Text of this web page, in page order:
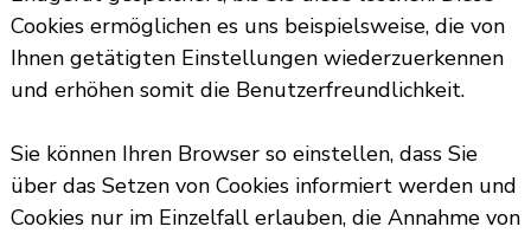
Cookies ermöglichen es uns beispielsweise, die von
Ihnen getätigten Einstellungen wiederzuerkennen
und erhöhen somit die Benutzerfreundlichkeit.
Sie können Ihren Browser so einstellen, dass Sie
über das Setzen von Cookies informiert werden und
Cookies nur im Einzelfall erlauben, die Annahme von